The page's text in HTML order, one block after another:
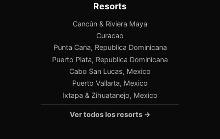
Resorts
Cancún & Riviera Maya
Curacao
Punta Cana, Republica Dominicana
Puerto Plata, Republica Dominicana
Cabo San Lucas, Mexico
Puerto Vallarta, Mexico
Ixtapa & Zihuatanejo, Mexico
Ver todos los resorts →